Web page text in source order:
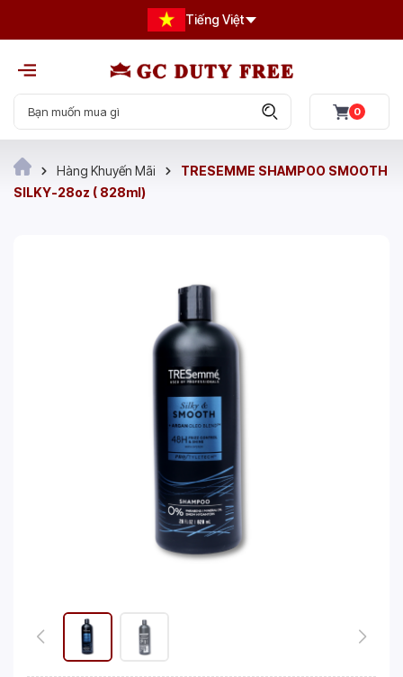
Tiếng Việt
0
Hàng Khuyến Mãi
TRESEMME SHAMPOO SMOOTH
SILKY-28oz ( 828ml)